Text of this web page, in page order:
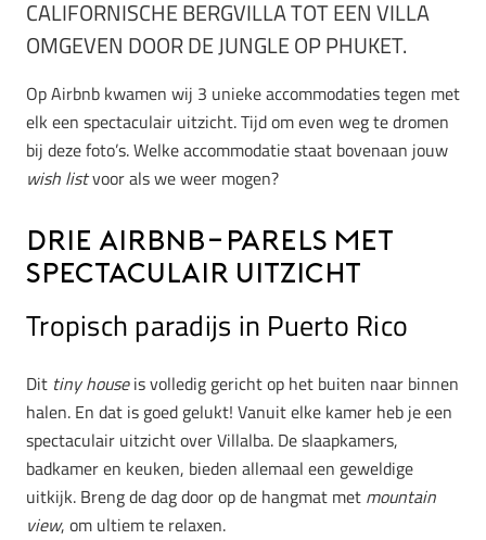
CALIFORNISCHE BERGVILLA TOT EEN VILLA
OMGEVEN DOOR DE JUNGLE OP PHUKET.
Op Airbnb kwamen wij 3 unieke accommodaties tegen met
elk een spectaculair uitzicht. Tijd om even weg te dromen
bij deze foto’s. Welke accommodatie staat bovenaan jouw
wish listvoor als we weer mogen?
Drie Airbnb-parels met
spectaculair uitzicht
Tropisch paradijs in Puerto Rico
Dit tiny houseis volledig gericht op het buiten naar binnen
halen. En dat is goed gelukt! Vanuit elke kamer heb je een
spectaculair uitzicht over Villalba. De slaapkamers,
badkamer en keuken, bieden allemaal een geweldige
uitkijk. Breng de dag door op de hangmat met mountain
view, om ultiem te relaxen.